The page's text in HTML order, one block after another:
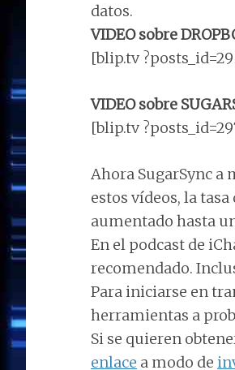
datos.
VIDEO sobre
[blip.tv
VIDEO sobre
[blip.tv
Ahora SugarSync a
estos vídeos, la
aumentado hasta
En el podcast de
recomendado.
Para iniciarse en
herramientas a
Si se quieren
enlace a modo de